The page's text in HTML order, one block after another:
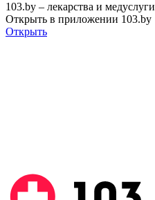
103.by – лекарства и медуслуги
Открыть в приложении 103.by
Открыть